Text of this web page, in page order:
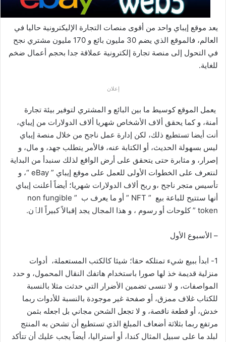
يعد موقع إيباي واحد من أقوى منصات التجارة الإليكترونية حاليا في
العالم، فالموقع الذي يضم 30 مليون بائع و 170 مليون مشتري نجح
في التحول إلى منصة تجارة إلكترونية عملاقة جدا بحجم أعمال ضخم
للغاية.
إعلان
يعمل الموقع كوسيط ما بين البائع و المشتري لتوفير بيئة تجارة
أمنة، و كما يحقق ألاف الأشخاص شهريا ألاف الدولارات من إيباي،
أنت أيضا تستطيع ذلك، لكن إدارة عمل ناجح من خلال منصة إيباي
ليس بسهولة الحديث، أو الكتابة عنه، فالأمر يتطلب جهد، و مال، و
إصرار، و مثابرة حتى يتحقق على أرض الواقع لذلك سنبدأ من البداية
لنتعرف على الخطوات الأولى للعمل على موقع إيباي ” eBay “، و
تأسيس متجر ناجح ،و ربح ألاف الدولارات شهريا؛ أيضاً أعلنت إيباي
أنها ستتيح للباعة بيع ” NFT ” أو ما يعرف ب ” non fungible
token ” كلوحات أو رسوم ، و هذا المجال يجد إقبالاً كبيراً الٱن.
– الأسبوع الأول
1- ابدأ ببيع شيء تمتلكه حقا؛ شيئا كالكتب المستعملة، أدوات
منزلية قديمة خذ لها صورا باستخدام هاتفك النقال المحمول، و حدد
المواصفات، و لا تنسى تضمين الأضرار التي حدثت مثلا بالنسبة
للكتاب غلاف ممزق، أو صفحة غير موجودة بالنسبة للأدوات ربما
خدش، أو قطعة ناقصة، و لا تجعل الشحن مجاني بل اجعله بثمن
مرتفع ربما بثلاثة أضعاف المبلغ الذي تستطيع أن تشحن به المنتج
لبلد ما على سبيل المثال كندا، أو أستراليا، أيضاً يجب عليك أن تتأكد